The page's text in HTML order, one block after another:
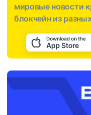
мировые новости
блокчейн из